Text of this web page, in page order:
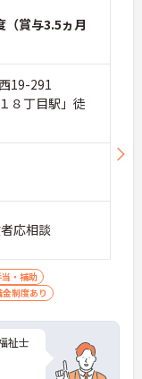
（賞与3.5ヵ月
19-291
８丁目駅」徒
応相談
・補助
制度あり
祉士